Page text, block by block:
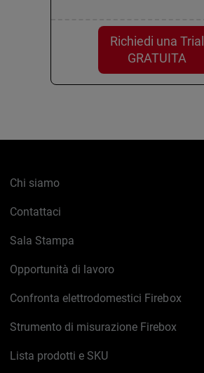
Richiedi una Trial
GRATUITA
Chi siamo
Contattaci
Sala Stampa
Opportunità di lavoro
Confronta elettrodomestici Firebox
Strumento di misurazione Firebox
Lista prodotti e SKU